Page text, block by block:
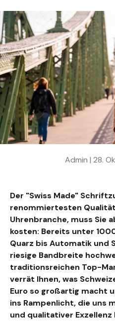
Admin | 28.
Der "Swiss Made"
renommiertesten
Uhrenbranche, muss Sie
kosten: Bereits unter
Quarz bis Automatik und
riesige Bandbreite
traditionsreichen Top-
verrät Ihnen, was
Euro so großartig macht
ins Rampenlicht, die uns
und qualitativer